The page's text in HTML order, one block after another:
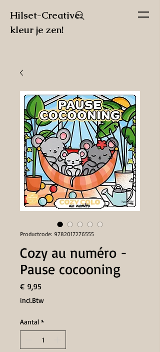
Hilset-Creative:
kleur je zen!
Productcode: 9782017276555
Cozy au numéro -
Pause cocooning
€ 9,95
incl.Btw
Aantal *